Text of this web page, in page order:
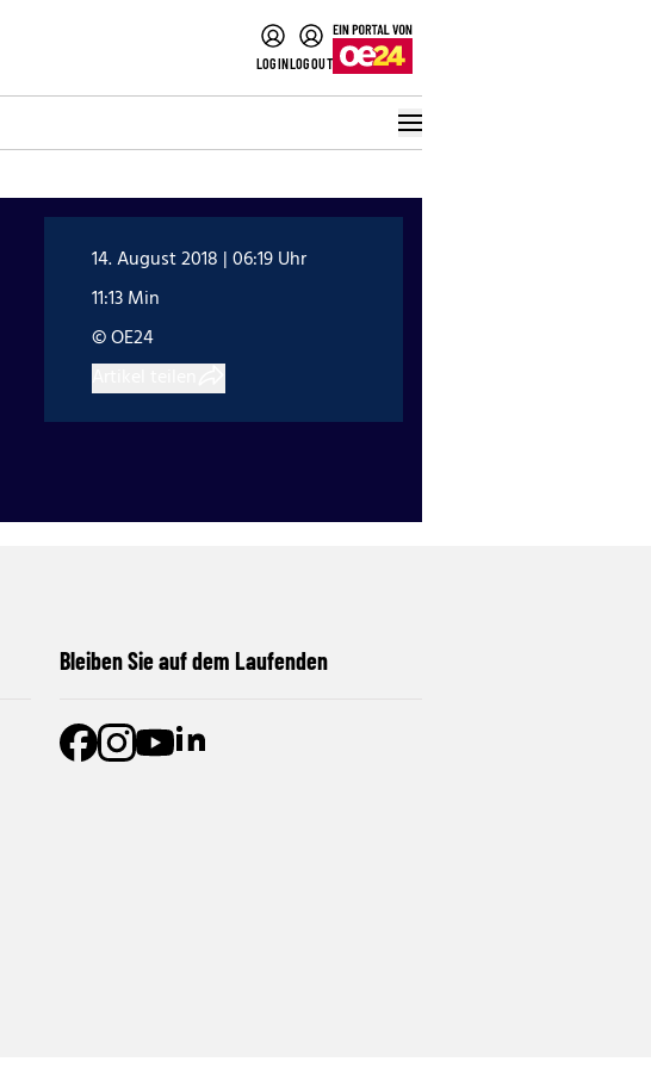
LOGINLOGOUT
14. August 2018 | 06:19 Uhr
11:13 Min
© OE24
Bleiben Sie auf dem Laufenden